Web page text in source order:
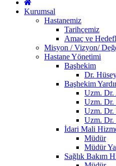
Kurumsal
Hastanemiz
Tarihçemiz
Amaç ve
Misyon / Vizyon/
Hastane Yönetimi
Başhekim
Dr.
Başhekim
Uzm.
Uzm. Dr.
Uzm.
Uzm.
İdari Mali
Müdür
Müdür
Sağlık Bakım